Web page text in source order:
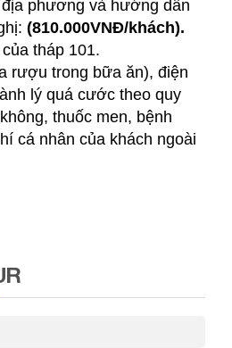
phương và hướng dẫn
(810.000VNĐ/khách).
tháp 101.
rượu trong bữa ăn), điện
lý quá cước theo quy
thuốc men, bệnh
cá nhân của khách ngoài